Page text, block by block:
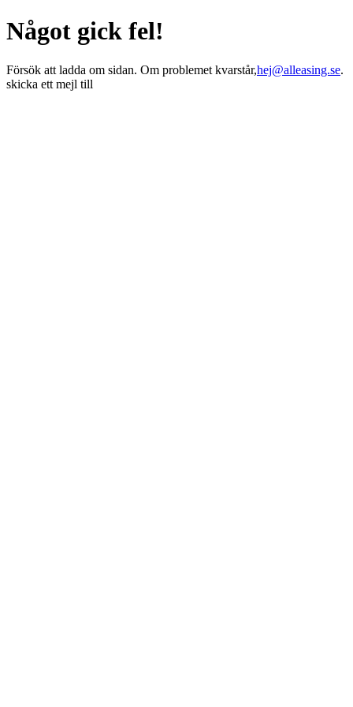
Något gick fel!
Försök att ladda om sidan. Om problemet kvarstår,hej@alleasing.se.
skicka ett mejl till